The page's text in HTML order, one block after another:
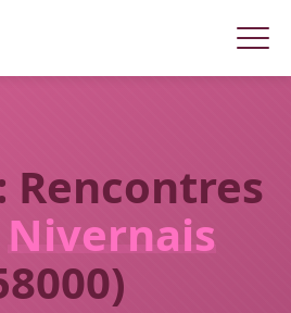
Rencontres
Nivernais